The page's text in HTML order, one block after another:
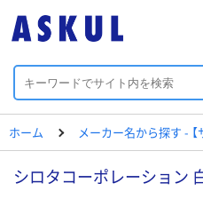
ホーム メーカー名から探す - 【
シロタコーポレーション